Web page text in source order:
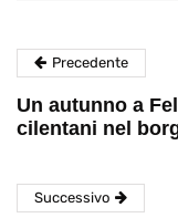
Precedente
Un autunno a
cilentani nel
Successivo